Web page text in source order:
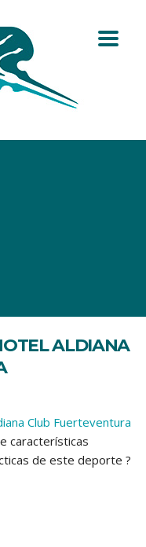
ALDIANA
Club Fuerteventura
características
de este deporte ?